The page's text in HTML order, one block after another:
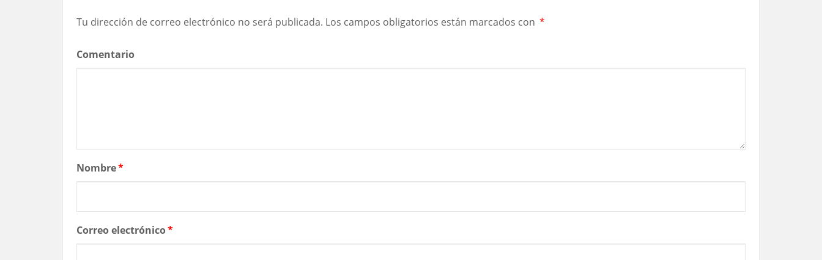
Tu dirección de correo electrónico no será publicada. Los campos obligatorios están marcados con *
Comentario
Nombre*
Correo electrónico*